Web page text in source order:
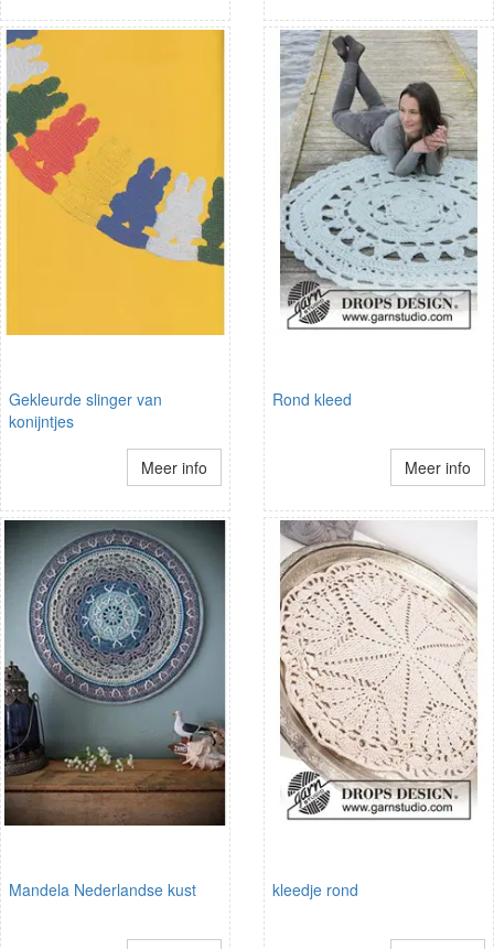
Gekleurde slinger van
konijntjes
Meer info
Rond kleed
Meer info
Mandela Nederlandse kust kleedje rond